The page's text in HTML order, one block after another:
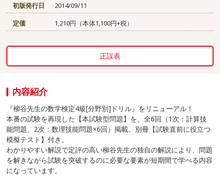
初版発行日
2014/09/11
定価
1,210円（本体1,100円+税）
正誤表
内容紹介
『柳谷先生の数学検定4級[分野別]ドリル』をリニューアル！
本番の試験を再現した【本試験型問題】を、全6回（1次：計算技
能問題、2次：数理技能問題×6回）掲載。別冊【試験直前に役立つ
模擬テスト】付き。
わかりやすい解説で定評の高い柳谷先生の独自の解説により、問題
を解きながら試験を突破するのに必要な要素が短期間で学べる内容
になっています。